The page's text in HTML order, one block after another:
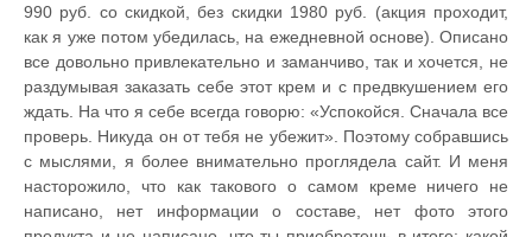
990 руб. со скидкой, без скидки 1980 руб. (акция проходит,
как я уже потом убедилась, на ежедневной основе). Описано
все довольно привлекательно и заманчиво, так и хочется, не
раздумывая заказать себе этот крем и с предвкушением его
ждать. На что я себе всегда говорю: «Успокойся. Сначала все
проверь. Никуда он от тебя не убежит». Поэтому собравшись
с мыслями, я более внимательно проглядела сайт. И меня
насторожило, что как такового о самом креме ничего не
написано, нет информации о составе, нет фото этого